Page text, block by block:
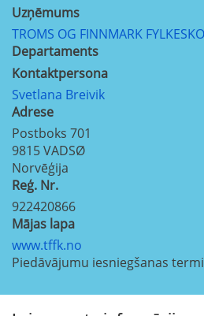
Uzņēmums
TROMS OG FINNMARK
Departaments
Kontaktpersona
Svetlana Breivik
Adrese
Postboks 701
9815VADSØ
Norvēģija
Reģ. Nr.
922420866
Mājas lapa
www.tffk.no
Piedāvājumu iesniegšanas